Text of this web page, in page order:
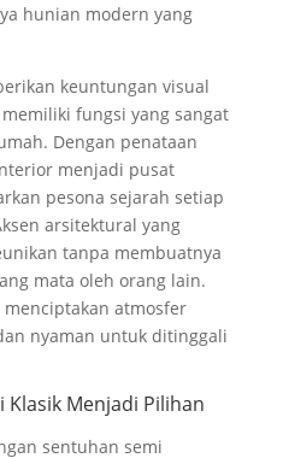
hunian modern yang
keuntungan visual
fungsi yang sangat
Dengan penataan
menjadi pusat
pesona sejarah setiap
arsitektural yang
tanpa membuatnya
mata oleh orang lain.
atmosfer
nyaman untuk ditinggali
Klasik Menjadi Pilihan
sentuhan semi